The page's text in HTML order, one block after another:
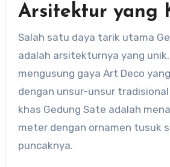
Arsitektur yang
Salah satu daya tarik utama
adalah arsitekturnya yang
mengusung gaya Art Deco
dengan unsur-unsur tradisional
khas Gedung Sate adalah
meter dengan ornamen tusuk
puncaknya.